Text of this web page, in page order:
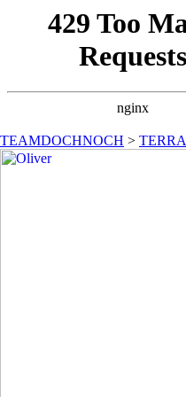
TEAMDOCHNOCH > TERRA